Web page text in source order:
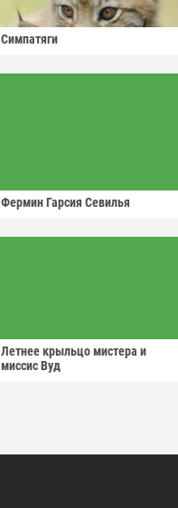
Симпатяги
Фермин Гарсия Севилья
Летнее крыльцо мистера и
миссис Вуд